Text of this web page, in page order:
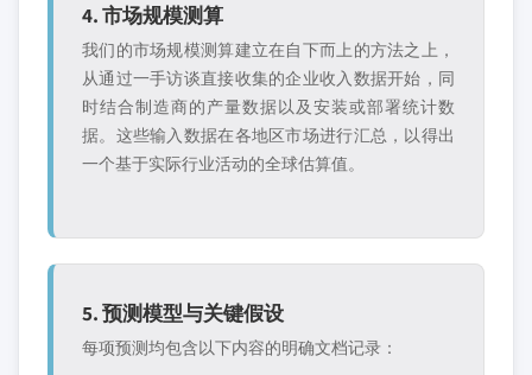
4. 市场规模测算
我们的市场规模测算建立在自下而上的方法之上，
从通过一手访谈直接收集的企业收入数据开始，同
时结合制造商的产量数据以及安装或部署统计数
据。这些输入数据在各地区市场进行汇总，以得出
一个基于实际行业活动的全球估算值。
5. 预测模型与关键假设
每项预测均包含以下内容的明确文档记录：